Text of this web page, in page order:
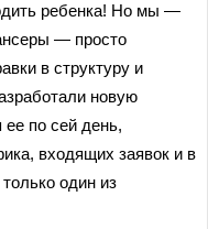
ребенка! Но мы —
— просто
в структуру и
новую
ее по сей день,
входящих заявок и в
один из